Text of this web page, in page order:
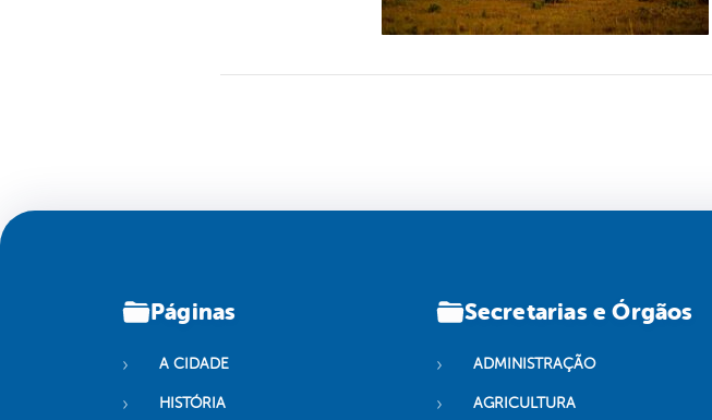
Páginas
A CIDADE
HISTÓRIA
Secretarias e Órgãos
ADMINISTRAÇÃO
AGRICULTURA